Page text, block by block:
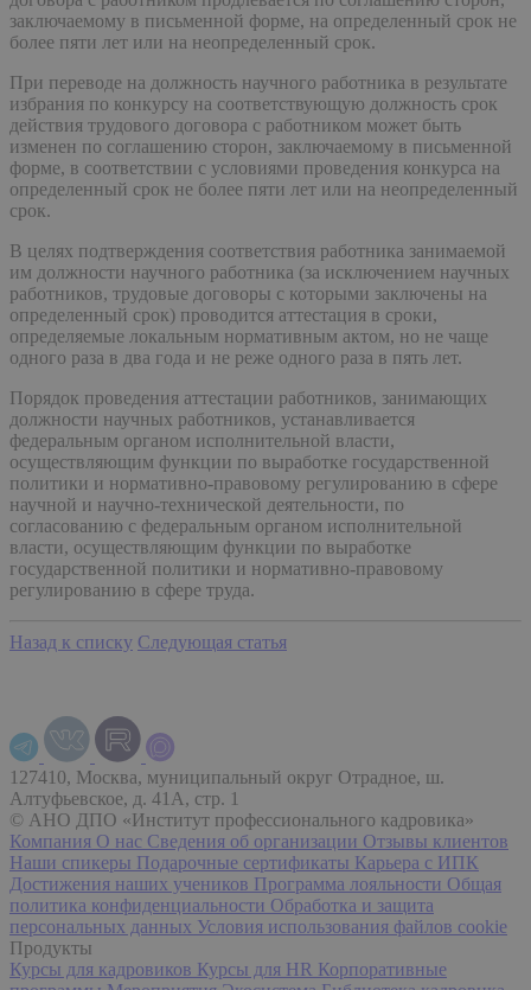
заключаемому в письменной форме, на определенный срок не
более пяти лет или на неопределенный срок.
При переводе на должность научного работника в результате
избрания по конкурсу на соответствующую должность срок
действия трудового договора с работником может быть
изменен по соглашению сторон, заключаемому в письменной
форме, в соответствии с условиями проведения конкурса на
определенный срок не более пяти лет или на неопределенный
срок.
В целях подтверждения соответствия работника занимаемой
им должности научного работника (за исключением научных
работников, трудовые договоры с которыми заключены на
определенный срок) проводится аттестация в сроки,
определяемые локальным нормативным актом, но не чаще
одного раза в два года и не реже одного раза в пять лет.
Порядок проведения аттестации работников, занимающих
должности научных работников, устанавливается
федеральным органом исполнительной власти,
осуществляющим функции по выработке государственной
политики и нормативно-правовому регулированию в сфере
научной и научно-технической деятельности, по
согласованию с федеральным органом исполнительной
власти, осуществляющим функции по выработке
государственной политики и нормативно-правовому
регулированию в сфере труда.
Назад к списку Следующая статья
127410, Москва, муниципальный округ Отрадное, ш.
Алтуфьевское, д. 41А, стр. 1
© АНО ДПО «Институт профессионального кадровика»
Компания О нас Сведения об организации Отзывы клиентов
Наши спикеры Подарочные сертификаты Карьера с ИПК
Достижения наших учеников Программа лояльности Общая
политика конфиденциальности Обработка и защита
персональных данных Условия использования файлов cookie
Продукты
Курсы для кадровиков Курсы для HR Корпоративные